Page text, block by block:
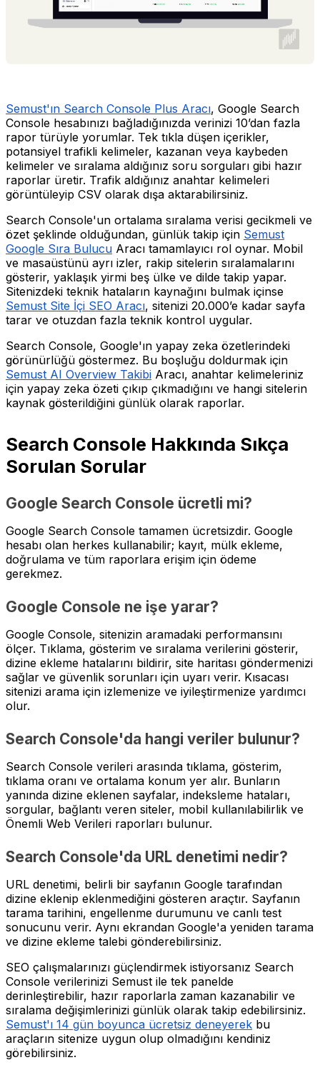
Semust'ın Search Console Plus Aracı, Google Search
Console hesabınızı bağladığınızda verinizi 10’dan fazla
rapor türüyle yorumlar. Tek tıkla düşen içerikler,
potansiyel trafikli kelimeler, kazanan veya kaybeden
kelimeler ve sıralama aldığınız soru sorguları gibi hazır
raporlar üretir. Trafik aldığınız anahtar kelimeleri
görüntüleyip CSV olarak dışa aktarabilirsiniz.
Search Console'un ortalama sıralama verisi gecikmeli ve
özet şeklinde olduğundan, günlük takip için Semust
Google Sıra Bulucu Aracı tamamlayıcı rol oynar. Mobil
ve masaüstünü ayrı izler, rakip sitelerin sıralamalarını
gösterir, yaklaşık yirmi beş ülke ve dilde takip yapar.
Sitenizdeki teknik hataların kaynağını bulmak içinse
Semust Site İçi SEO Aracı, sitenizi 20.000’e kadar sayfa
tarar ve otuzdan fazla teknik kontrol uygular.
Search Console, Google'ın yapay zeka özetlerindeki
görünürlüğü göstermez. Bu boşluğu doldurmak için
Semust AI Overview Takibi Aracı, anahtar kelimeleriniz
için yapay zeka özeti çıkıp çıkmadığını ve hangi sitelerin
kaynak gösterildiğini günlük olarak raporlar.
Search Console Hakkında Sıkça
Sorulan Sorular
Google Search Console ücretli mi?
Google Search Console tamamen ücretsizdir. Google
hesabı olan herkes kullanabilir; kayıt, mülk ekleme,
doğrulama ve tüm raporlara erişim için ödeme
gerekmez.
Google Console ne işe yarar?
Google Console, sitenizin aramadaki performansını
ölçer. Tıklama, gösterim ve sıralama verilerini gösterir,
dizine ekleme hatalarını bildirir, site haritası göndermenizi
sağlar ve güvenlik sorunları için uyarı verir. Kısacası
sitenizi arama için izlemenize ve iyileştirmenize yardımcı
olur.
Search Console'da hangi veriler bulunur?
Search Console verileri arasında tıklama, gösterim,
tıklama oranı ve ortalama konum yer alır. Bunların
yanında dizine eklenen sayfalar, indeksleme hataları,
sorgular, bağlantı veren siteler, mobil kullanılabilirlik ve
Önemli Web Verileri raporları bulunur.
Search Console'da URL denetimi nedir?
URL denetimi, belirli bir sayfanın Google tarafından
dizine eklenip eklenmediğini gösteren araçtır. Sayfanın
tarama tarihini, engellenme durumunu ve canlı test
sonucunu verir. Aynı ekrandan Google'a yeniden tarama
ve dizine ekleme talebi gönderebilirsiniz.
SEO çalışmalarınızı güçlendirmek istiyorsanız Search
Console verilerinizi Semust ile tek panelde
derinleştirebilir, hazır raporlarla zaman kazanabilir ve
sıralama değişimlerinizi günlük olarak takip edebilirsiniz.
Semust'ı 14 gün boyunca ücretsiz deneyerek bu
araçların sitenize uygun olup olmadığını kendiniz
görebilirsiniz.